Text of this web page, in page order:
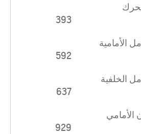
393
الأمامية
592
الخلفية
637
الأمامي
929